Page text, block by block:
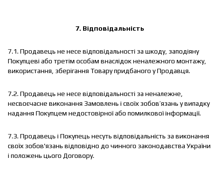
7. Відповідальність
7.1. Продавець не несе відповідальності за шкоду, заподіяну
Покупцеві або третім особам внаслідок неналежного монтажу,
використання, зберігання Товару придбаного у Продавця.
7.2. Продавець не несе відповідальності за неналежне,
несвоєчасне виконання Замовлень і своїх зобов’язань у випадку
надання Покупцем недостовірної або помилкової інформації.
7.3. Продавець і Покупець несуть відповідальність за виконання
своїх зобов'язань відповідно до чинного законодавства України
і положень цього Договору.